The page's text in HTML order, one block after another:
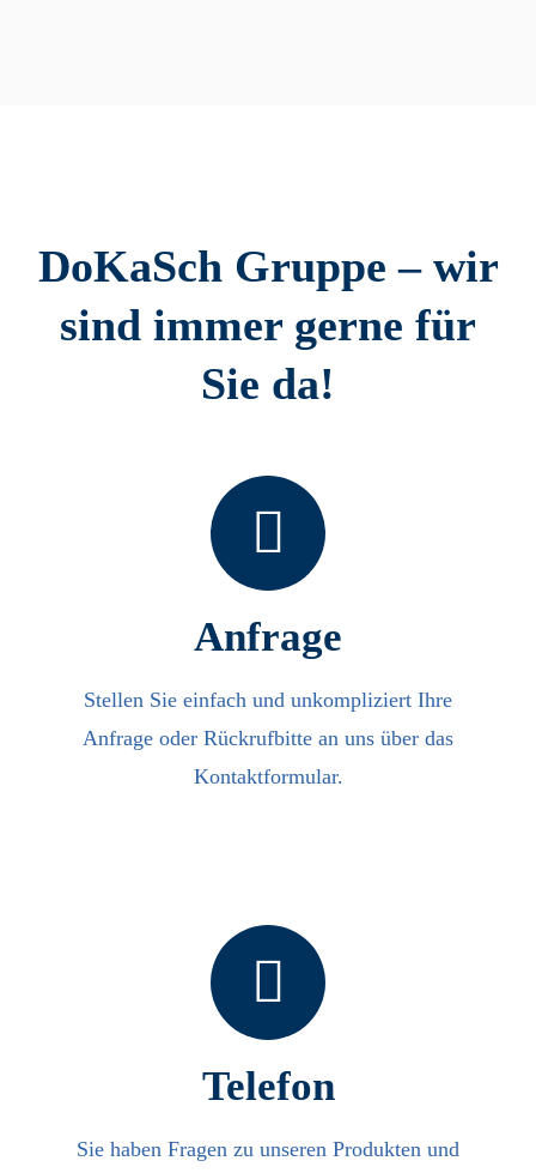
DoKaSch Gruppe – wir
sind immer gerne für
Sie da!
Anfrage
Stellen Sie einfach und unkompliziert Ihre
Anfrage oder Rückrufbitte an uns über das
Kontaktformular.
Telefon
Sie haben Fragen zu unseren Produkten und